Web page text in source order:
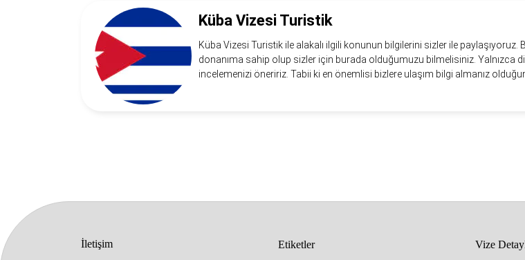
Küba Vizesi Turistik
Küba Vizesi Turistik ile alakalı ilgili konunun bilgilerini sizler ile
donanıma sahip olup sizler için burada olduğumuzu bilmelisiniz. Yalnızca
incelemenizi öneririz. Tabii ki en önemlisi bizlere ulaşım bilgi almanız
İletişim Etiketler Vize